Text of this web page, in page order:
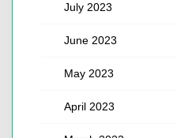
July 2023
June 2023
May 2023
April 2023